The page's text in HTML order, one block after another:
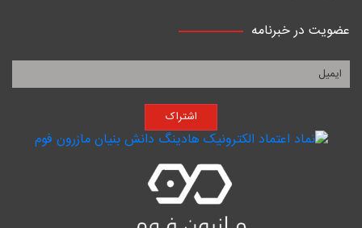
عضویت در خبرنامه
اشتراک